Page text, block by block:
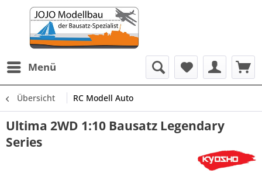
Menü
Übersicht RC Modell Auto
Ultima 2WD 1:10 Bausatz Legendary
Series